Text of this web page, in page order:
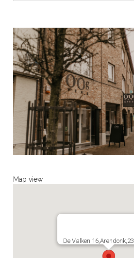
Map view
De Valken